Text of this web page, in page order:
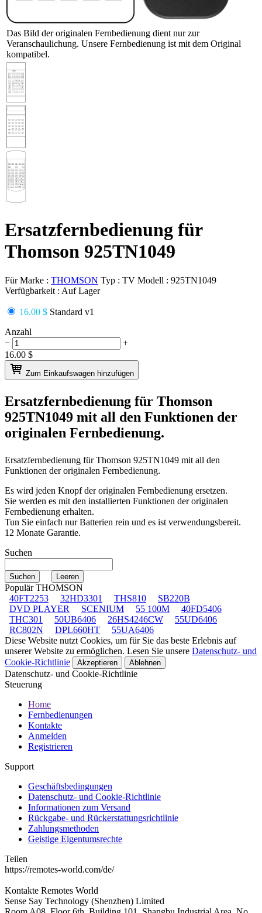
Das Bild der originalen Fernbedienung dient nur zur
Veranschaulichung. Unsere Fernbedienung ist mit dem Original
kompatibel.
Ersatzfernbedienung für
Thomson 925TN1049
Für Marke : THOMSON Typ : TV Modell : 925TN1049
Verfügbarkeit : Auf Lager
16.00 $ Standard v1
Anzahl
−
+
16.00 $
Zum Einkaufswagen hinzufügen
Ersatzfernbedienung für Thomson
925TN1049 mit all den Funktionen der
originalen Fernbedienung.
Ersatzfernbedienung fürThomson 925TN1049 mit all den
Funktionen der originalen Fernbedienung.
Es wird jeden Knopf der originalen Fernbedienung ersetzen.
Sie werden es mit den installierten Funktionen der originalen
Fernbedienung erhalten.
Tun Sie einfach nur Batterien rein und es ist verwendungsbereit.
12 Monate Garantie.
Suchen
Populär THOMSON
40FT2253
32HD3301 THS810
SB220B
DVD PLAYER
SCENIUM 55 100M
40FD5406
THC301
50UB6406 26HS4246CW
55UD6406
RC802N
DPL660HT
55UA6406
Diese Website nutzt Cookies, um für Sie das beste Erlebnis auf
unserer Website zu ermöglichen. Lesen Sie unsere Datenschutz- und
Cookie-Richtlinie
Akzeptieren Ablehnen
Datenschutz- und Cookie-Richtlinie
Steuerung
Home
Fernbedienungen
Kontakte
Anmelden
Registrieren
Support
Geschäftsbedingungen
Datenschutz- und Cookie-Richtlinie
Informationen zum Versand
Rückgabe- und Rückerstattungsrichtlinie
Zahlungsmethoden
Geistige Eigentumsrechte
Teilen
https://remotes-world.com/de/
Kontakte Remotes World
Sense Say Technology (Shenzhen) Limited